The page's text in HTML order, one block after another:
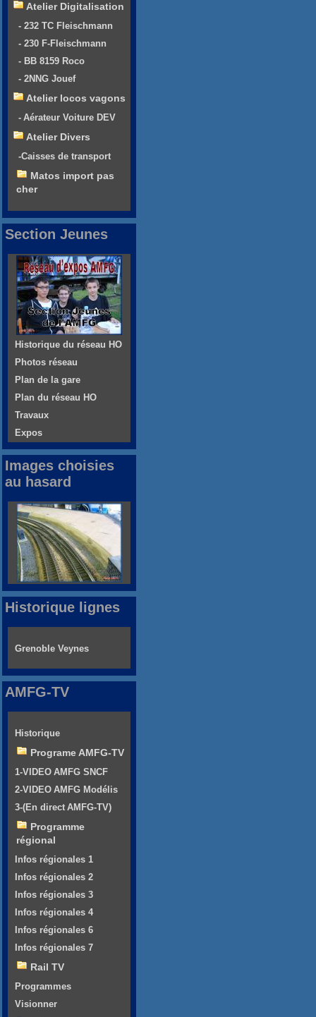
Atelier Digitalisation
- 232 TC Fleischmann
- 230 F-Fleischmann
- BB 8159 Roco
- 2NNG Jouef
Atelier locos vagons
- Aérateur Voiture DEV
Atelier Divers
-Caisses de transport
Matos import pas
cher
Section Jeunes
Historique du réseau HO
Photos réseau
Plan de la gare
Plan du réseau HO
Travaux
Expos
Images choisies
au hasard
Historique lignes
Grenoble Veynes
AMFG-TV
Historique
Programe AMFG-TV
1-VIDEO AMFG SNCF
2-VIDEO AMFG Modélis
3-(En direct AMFG-TV)
Programme
régional
Infos régionales 1
Infos régionales 2
Infos régionales 3
Infos régionales 4
Infos régionales 6
Infos régionales 7
Rail TV
Programmes
Visionner